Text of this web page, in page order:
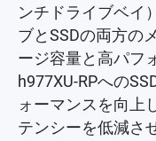
ンチドライブベイ
ブとSSDの両方の
ージ容量と高パフ
h977XU-RPへの
ォーマンスを向上
テンシーを低減さ